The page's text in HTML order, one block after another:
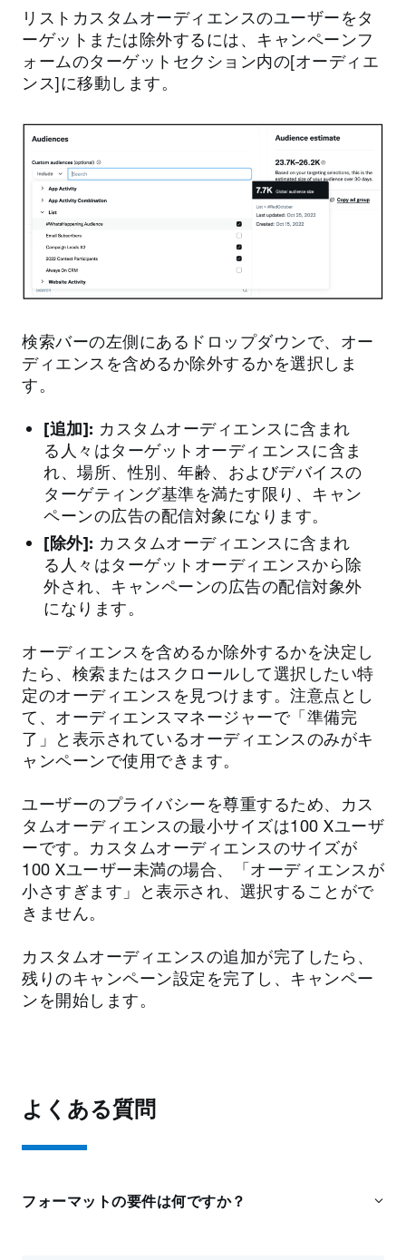
リストカスタムオーディエンスのユーザーをタ
ーゲットまたは除外するには、キャンペーンフ
ォームのターゲットセクション内の[オーディエ
ンス]に移動します。
検索バーの左側にあるドロップダウンで、オー
ディエンスを含めるか除外するかを選択しま
す。
[追加]: カスタムオーディエンスに含まれ
る人々はターゲットオーディエンスに含ま
れ、場所、性別、年齢、およびデバイスの
ターゲティング基準を満たす限り、キャン
ペーンの広告の配信対象になります。
[除外]: カスタムオーディエンスに含まれ
る人々はターゲットオーディエンスから除
外され、キャンペーンの広告の配信対象外
になります。
オーディエンスを含めるか除外するかを決定し
たら、検索またはスクロールして選択したい特
定のオーディエンスを見つけます。注意点とし
て、オーディエンスマネージャーで「準備完
了」と表示されているオーディエンスのみがキ
ャンペーンで使用できます。
ユーザーのプライバシーを尊重するため、カス
タムオーディエンスの最小サイズは100 Xユーザ
ーです。カスタムオーディエンスのサイズが
100 Xユーザー未満の場合、「オーディエンスが
小さすぎます」と表示され、選択することがで
きません。
カスタムオーディエンスの追加が完了したら、
残りのキャンペーン設定を完了し、キャンペー
ンを開始します。
よくある質問
フォーマットの要件は何ですか？